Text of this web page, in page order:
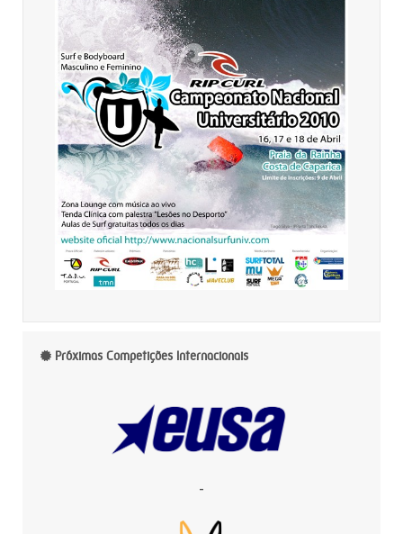
Próximas Competições Internacionais
-